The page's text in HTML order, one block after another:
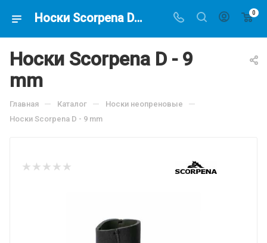
Носки Scorpena D - 9 mm, по цене 3017.5 руб, купить в интернет-магазине подводной охоты Водолаз.РФ в Москве. - 0
Носки Scorpena D - 9
mm
Главная — Каталог — Носки неопреновые —
Носки Scorpena D - 9 mm